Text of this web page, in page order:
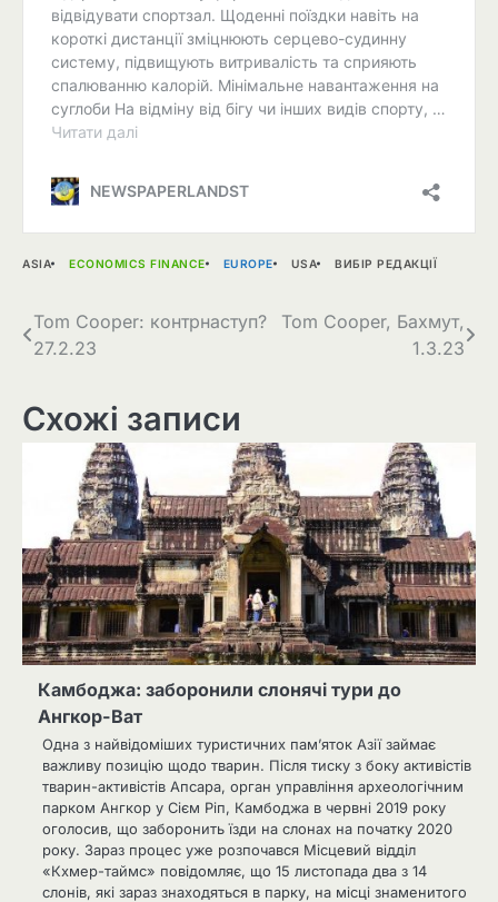
ASIA ECONOMICS FINANCE EUROPE USA ВИБІР РЕДАКЦІЇ
Навігація
Tom Cooper: контрнаступ?
27.2.23
Tom Cooper, Бахмут,
1.3.23
Схожі записи
Камбоджа: заборонили слонячі тури до
Ангкор-Ват
Одна з найвідоміших туристичних пам’яток Азії займає
важливу позицію щодо тварин. Після тиску з боку активістів
тварин-активістів Апсара, орган управління археологічним
парком Ангкор у Сієм Ріп, Камбоджа в червні 2019 року
оголосив, що заборонить їзди на слонах на початку 2020
року. Зараз процес уже розпочався Місцевий відділ
«Кхмер-таймс» повідомляє, що 15 листопада два з 14
слонів, які зараз знаходяться в парку, на місці знаменитого